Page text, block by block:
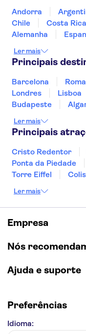
Royal Palace of
Fabrique des
Andorra
Chile
Costa Rica
Alemanha
Marrocos
Singapura
Ler mais
Principais
Barcelona Roma
Londres
Lisboa
Budapeste
Sintra
Lagos
Ler mais
Principais
Cristo Redentor
Ponta da Piedade
Torre Eiffel
Parque Güell
Caminito del Rey
Quinta da Regaleira
Parque Warner
Mosteiro dos
Ler mais
Empresa
Nós
Ajuda e suporte
Preferências
Idioma: